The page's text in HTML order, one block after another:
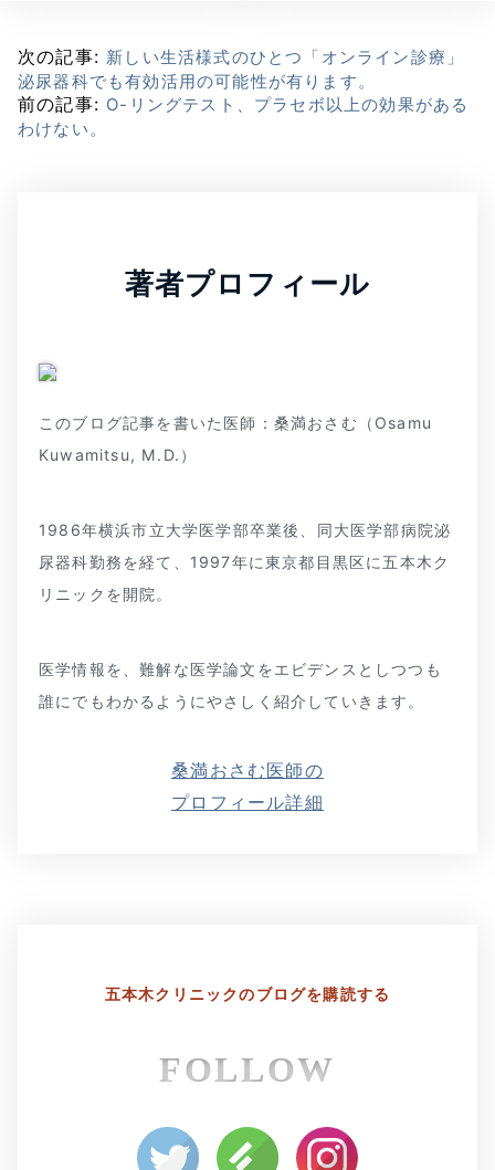
次の記事: 新しい生活様式のひとつ「オンライン診療」
泌尿器科でも有効活用の可能性が有ります。
前の記事: O-リングテスト、プラセボ以上の効果がある
わけない。
著者プロフィール
このブログ記事を書いた医師：桑満おさむ（Osamu
Kuwamitsu, M.D.）
1986年横浜市立大学医学部卒業後、同大医学部病院泌
尿器科勤務を経て、1997年に東京都目黒区に五本木ク
リニックを開院。
医学情報を、難解な医学論文をエビデンスとしつつも
誰にでもわかるようにやさしく紹介していきます。
桑満おさむ医師の
プロフィール詳細
五本木クリニックのブログを購読する
FOLLOW